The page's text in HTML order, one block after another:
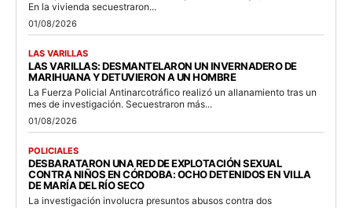
En la vivienda secuestraron...
01/08/2026
LAS VARILLAS
LAS VARILLAS: DESMANTELARON UN INVERNADERO DE
MARIHUANA Y DETUVIERON A UN HOMBRE
La Fuerza Policial Antinarcotráfico realizó un allanamiento tras un
mes de investigación. Secuestraron más...
01/08/2026
POLICIALES
DESBARATARON UNA RED DE EXPLOTACIÓN SEXUAL
CONTRA NIÑOS EN CÓRDOBA: OCHO DETENIDOS EN VILLA
DE MARÍA DEL RÍO SECO
La investigación involucra presuntos abusos contra dos